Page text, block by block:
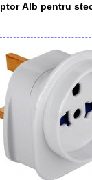
Alb pentru